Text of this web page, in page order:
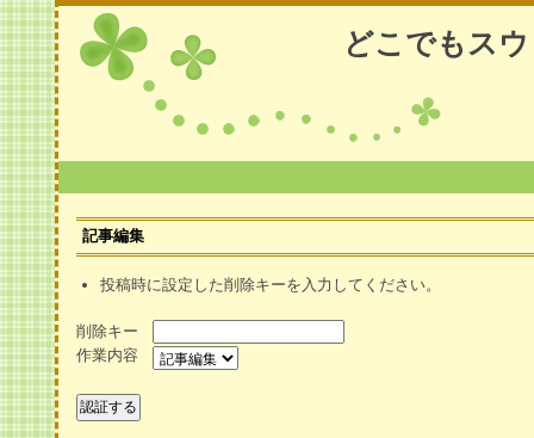
どこでもス
記事編集
投稿時に設定した削除キーを入力してください。
削除キー
作業内容